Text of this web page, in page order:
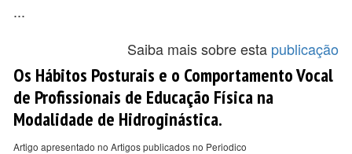
...
Saiba mais sobre esta publicação
Os Hábitos Posturais e o Comportamento Vocal
de Profissionais de Educação Física na
Modalidade de Hidroginástica.
Artigo apresentado no Artigos publicados no Periodico